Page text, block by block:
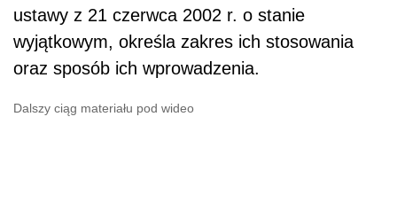
ustawy z 21 czerwca 2002 r. o stanie
wyjątkowym, określa zakres ich stosowania
oraz sposób ich wprowadzenia.
Dalszy ciąg materiału pod wideo